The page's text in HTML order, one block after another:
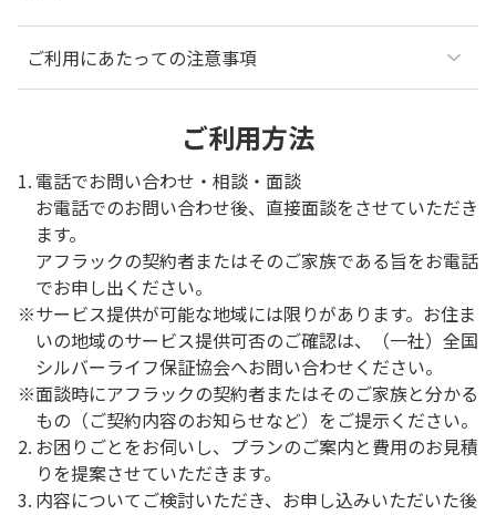
ご利用にあたっての注意事項
ご利用方法
1. 電話でお問い合わせ・相談・面談
お電話でのお問い合わせ後、直接面談をさせていただき
ます。
アフラックの契約者またはそのご家族である旨をお電話
でお申し出ください。
※サービス提供が可能な地域には限りがあります。お住ま
いの地域のサービス提供可否のご確認は、（一社）全国
シルバーライフ保証協会へお問い合わせください。
※面談時にアフラックの契約者またはそのご家族と分かる
もの（ご契約内容のお知らせなど）をご提示ください。
2. お困りごとをお伺いし、プランのご案内と費用のお見積
りを提案させていただきます。
3. 内容についてご検討いただき、お申し込みいただいた後